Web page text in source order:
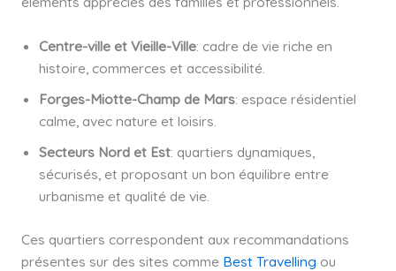
Centre-ville et Vieille-Ville: cadre de vie riche en
histoire, commerces et accessibilité.
Forges-Miotte-Champ de Mars: espace résidentiel
calme, avec nature et loisirs.
Secteurs Nord et Est: quartiers dynamiques,
sécurisés, et proposant un bon équilibre entre
urbanisme et qualité de vie.
Ces quartiers correspondent aux recommandations
présentes sur des sites comme Best Travelling ou